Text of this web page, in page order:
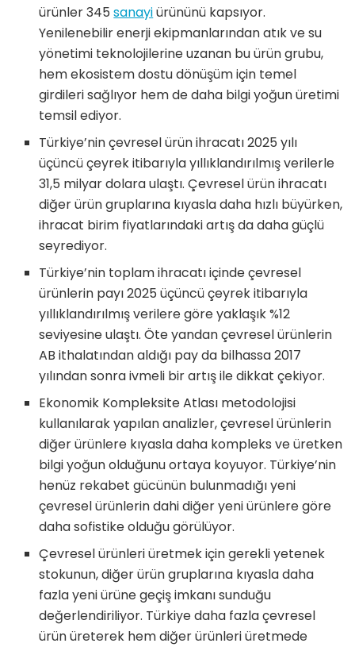
ürünler 345sanayiürününü kapsıyor.
Yenilenebilir enerji ekipmanlarından atık ve su
yönetimi teknolojilerine uzanan bu ürün grubu,
hem ekosistem dostu dönüşüm için temel
girdileri sağlıyor hem de daha bilgi yoğun üretimi
temsil ediyor.
Türkiye’nin çevresel ürün ihracatı 2025 yılı
üçüncü çeyrek itibarıyla yıllıklandırılmış verilerle
31,5 milyar dolara ulaştı. Çevresel ürün ihracatı
diğer ürün gruplarına kıyasla daha hızlı büyürken,
ihracat birim fiyatlarındaki artış da daha güçlü
seyrediyor.
Türkiye’nin toplam ihracatı içinde çevresel
ürünlerin payı 2025 üçüncü çeyrek itibarıyla
yıllıklandırılmış verilere göre yaklaşık %12
seviyesine ulaştı. Öte yandan çevresel ürünlerin
AB ithalatından aldığı pay da bilhassa 2017
yılından sonra ivmeli bir artış ile dikkat çekiyor.
Ekonomik Kompleksite Atlası metodolojisi
kullanılarak yapılan analizler, çevresel ürünlerin
diğer ürünlere kıyasla daha kompleks ve üretken
bilgi yoğun olduğunu ortaya koyuyor. Türkiye’nin
henüz rekabet gücünün bulunmadığı yeni
çevresel ürünlerin dahi diğer yeni ürünlere göre
daha sofistike olduğu görülüyor.
Çevresel ürünleri üretmek için gerekli yetenek
stokunun, diğer ürün gruplarına kıyasla daha
fazla yeni ürüne geçiş imkanı sunduğu
değerlendiriliyor. Türkiye daha fazla çevresel
ürün üreterek hem diğer ürünleri üretmede